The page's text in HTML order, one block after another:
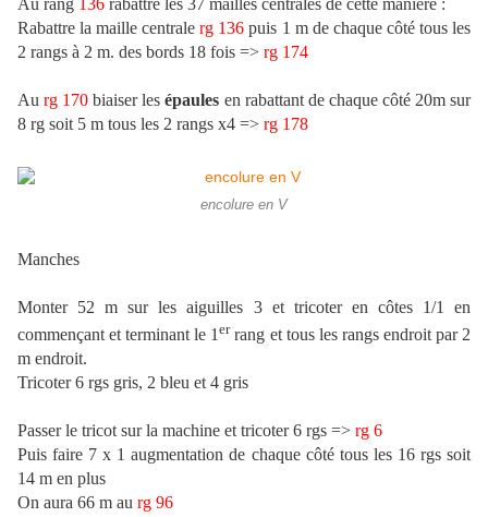
Rabattre la maille centralerg 136 puis 1 m de chaque côté tous les
2 rangs à 2 m. des bords 18 fois => rg 174
Aurg 170biaiser lesépaules en rabattant de chaque côté 20m sur
8 rg soit 5 m tous les 2 rangs x4 => rg 178
encolure en V
Manches
Monter 52 m sur les aiguilles 3 et tricoter en côtes 1/1 en
commençant et terminant le 1errang et tous les rangs endroit par 2
m endroit.
Tricoter 6 rgs gris, 2 bleu et 4 gris
Passer le tricot sur la machine et tricoter 6 rgs => rg 6
Puis faire 7 x 1 augmentation de chaque côté tous les 16 rgs soit
14 m en plus
On aura 66 m au rg 96